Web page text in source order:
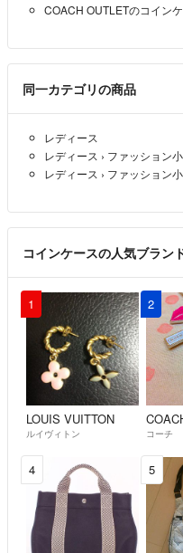
COACH OUTLETのコイン
同一カテゴリの商品
レディース
レディース › ファッション
レディース › ファッション
コインケースの人気ブラン
1
LOUIS VUITTON
ルイヴィトン
2
コーチ
4 5